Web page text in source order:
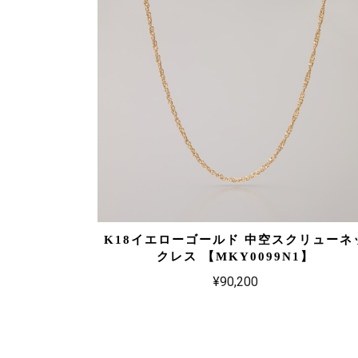
K18イエローゴールド 中空スクリューネ
クレス 【MKY0099N1】
¥90,200